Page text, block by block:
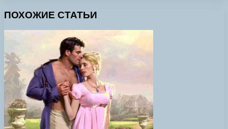
ПОХОЖИЕ СТАТЬИ